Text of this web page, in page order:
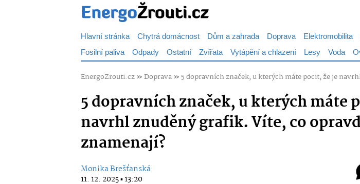
Hlavní stránka Chytrá domácnost Dům a zahrada Doprava Elektromobilita
Fosilní paliva Odpady Ostatní Zvířata Vytápění a chlazení Lesy Voda
EnergoZrouti.cz»Doprava» 5 dopravních značek, u kterých máte pocit, že je
5 dopravních značek, u kterých máte
navrhl znuděný grafik. Víte, co
znamenají?
Monika Brešťanská
11. 12. 2025 ▪ 13:20